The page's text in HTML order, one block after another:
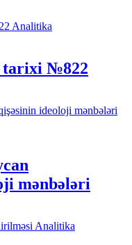
Analitika
tarixi №822
mənbələri
Analitika